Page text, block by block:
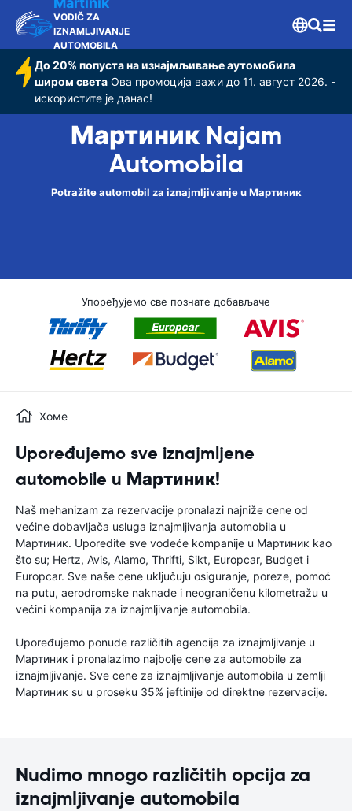
VODIČ ZA
IZNAMLJIVANJE
AUTOMOBILA
До 20% попуста на изнајмљивање аутомобила
широм света Ова промоција важи до 11. август 2026. -
искористите је данас!
Мартиник Najam
Automobila
Potražite automobil za iznajmljivanje u Мартиник
Упоређујемо све познате добављаче
Хоме
Upoređujemo sve iznajmljene
automobile u Мартиник!
Naš mehanizam za rezervacije pronalazi najniže cene od
većine dobavljača usluga iznajmljivanja automobila u
Мартиник. Uporedite sve vodeće kompanije u Мартиник kao
što su; Hertz, Avis, Alamo, Thrifti, Sikt, Europcar, Budget i
Europcar. Sve naše cene uključuju osiguranje, poreze, pomoć
na putu, aerodromske naknade i neograničenu kilometražu u
većini kompanija za iznajmljivanje automobila.
Upoređujemo ponude različitih agencija za iznajmljivanje u
Мартиник i pronalazimo najbolje cene za automobile za
iznajmljivanje. Sve cene za iznajmljivanje automobila u zemlji
Мартиник su u proseku 35% jeftinije od direktne rezervacije.
Nudimo mnogo različitih opcija za
iznajmljivanje automobila